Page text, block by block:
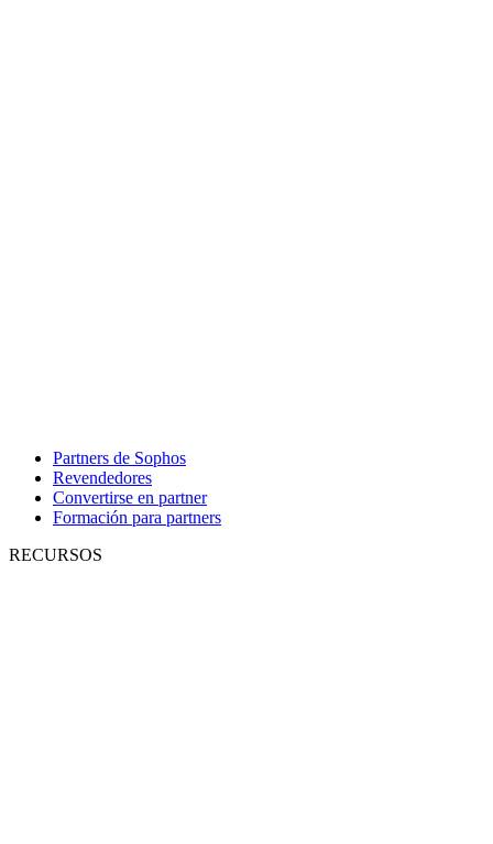
Partners de Sophos
Revendedores
Convertirse en partner
Formación para partners
RECURSOS